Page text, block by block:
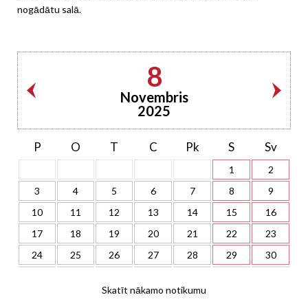
nogādātu salā.
8
Novembris
2025
P O T C Pk S Sv
1
2
3
4 5 6 7 8
9
10
11 12 13 14 15
16
17
18 19 20 21 22
23
24
25 26 27 28 29 30
Skatīt nākamo notikumu